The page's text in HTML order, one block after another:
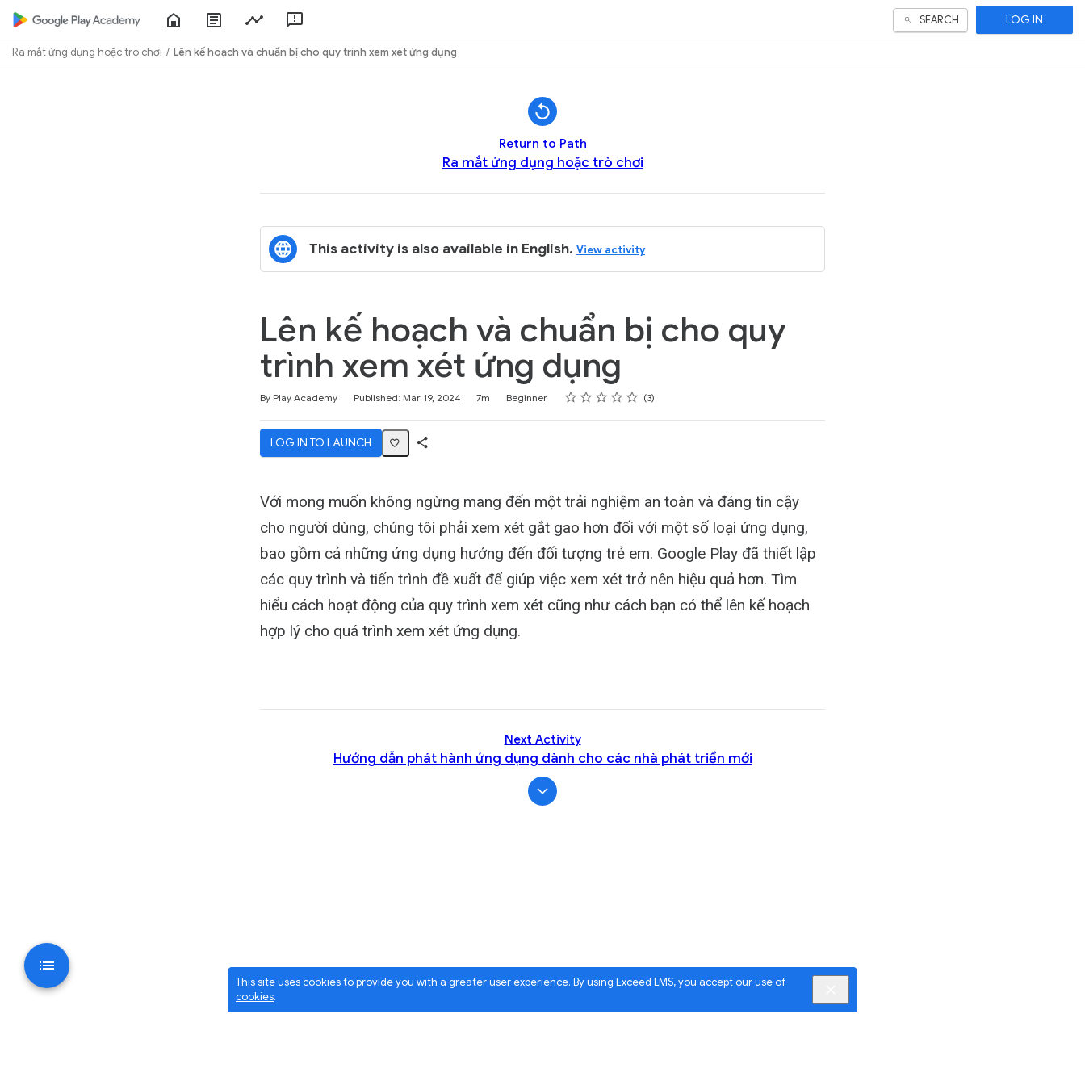
This site uses cookies to provide you with a greater user experience. By using Exceed LMS, you accept ouruse of
cookies.
Play
Academy
Console
SEARCH LOG IN
Ra mắt ứng dụng hoặc trò chơi Lên kế hoạch và chuẩn bị cho quy trình xem xét ứng dụng
Return to Path
Ra mắt ứng dụng hoặc trò chơi
This activity is also available in English. View activity
Lên kế hoạch và chuẩn bị cho quy
trình xem xét ứng dụng
By Play Academy Published: Mar 19, 2024 7m Beginner Rating
1 star
2 stars
3 stars
4 stars
5 stars 3
LOG IN TO LAUNCH
Với mong muốn không ngừng mang đến một trải nghiệm an toàn và đáng tin cậy
cho người dùng, chúng tôi phải xem xét gắt gao hơn đối với một số loại ứng dụng,
bao gồm cả những ứng dụng hướng đến đối tượng trẻ em. Google Play đã thiết lập
các quy trình và tiến trình đề xuất để giúp việc xem xét trở nên hiệu quả hơn. Tìm
hiểu cách hoạt động của quy trình xem xét cũng như cách bạn có thể lên kế hoạch
hợp lý cho quá trình xem xét ứng dụng.
Next Activity
Hướng dẫn phát hành ứng dụng dành cho các nhà phát triển mới